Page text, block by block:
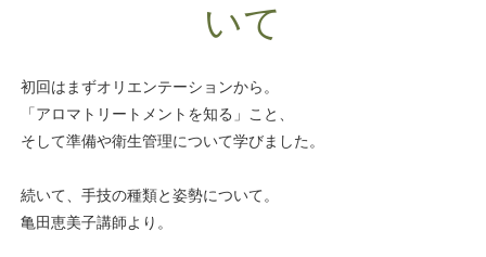
いて
初回はまずオリエンテーションから。
「アロマトリートメントを知る」こと、
そして準備や衛生管理について学びました。
続いて、手技の種類と姿勢について。
亀田恵美子講師より。